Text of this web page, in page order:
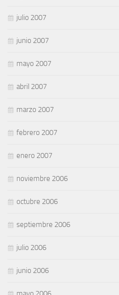
julio 2007
junio 2007
mayo 2007
abril 2007
marzo 2007
febrero 2007
enero 2007
noviembre 2006
octubre 2006
septiembre 2006
julio 2006
junio 2006